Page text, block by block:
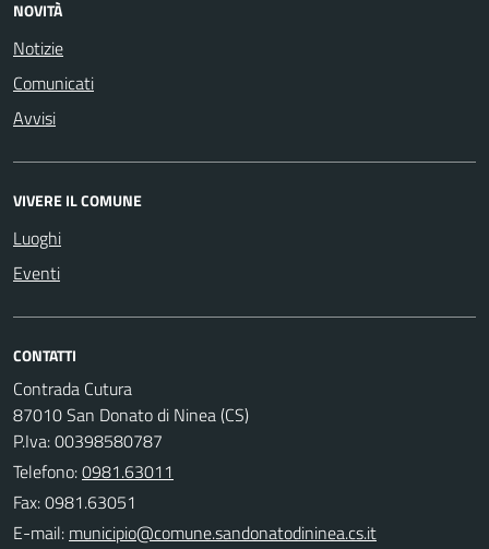
NOVITÀ
Notizie
Comunicati
Avvisi
VIVERE IL COMUNE
Luoghi
Eventi
CONTATTI
Contrada Cutura
87010 San Donato di Ninea (CS)
P.Iva: 00398580787
Telefono:0981.63011
Fax: 0981.63051
E-mail: